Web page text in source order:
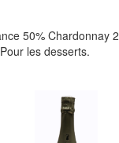
50% Chardonnay
Pour les desserts.